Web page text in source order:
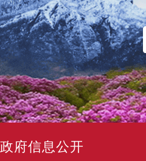
政府信息公开